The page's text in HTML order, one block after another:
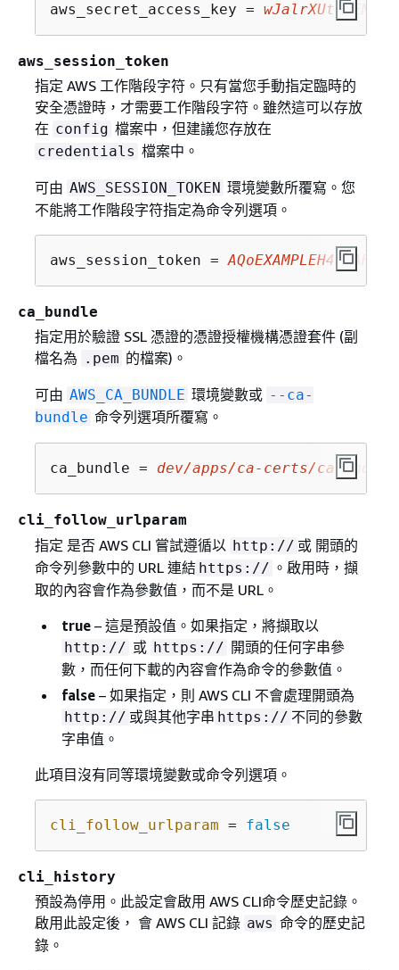
aws_secret_access_key = wJalrXUtnFEMI/
aws_session_token
指定 AWS 工作階段字符。只有當您手動指定臨時的
安全憑證時，才需要工作階段字符。雖然這可以存放
在 config 檔案中，但建議您存放在
credentials 檔案中。
可由 AWS_SESSION_TOKEN 環境變數所覆寫。您
不能將工作階段字符指定為命令列選項。
aws_session_token =
ca_bundle
指定用於驗證 SSL 憑證的憑證授權機構憑證套件 (副
檔名為 .pem 的檔案)。
可由 AWS_CA_BUNDLE 環境變數或 --ca-
bundle 命令列選項所覆寫。
ca_bundle = dev/apps/ca-certs/cabundle-
cli_follow_urlparam
指定 是否 AWS CLI 嘗試遵循以 http:// 或 開頭的
命令列參數中的 URL 連結 https:// 。啟用時，擷
取的內容會作為參數值，而不是 URL。
true– 這是預設值。如果指定，將擷取以
http:// 或 https:// 開頭的任何字串參
數，而任何下載的內容會作為命令的參數值。
false– 如果指定，則 AWS CLI 不會處理開頭為
http:// 或與其他字串 https:// 不同的參數
字串值。
此項目沒有同等環境變數或命令列選項。
cli_follow_urlparam = false
cli_history
預設為停用。此設定會啟用 AWS CLI命令歷史記錄。
啟用此設定後， 會 AWS CLI 記錄 aws 命令的歷史記
錄。